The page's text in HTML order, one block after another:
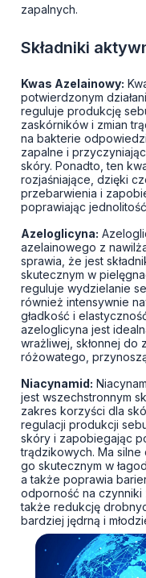
zapalnych.
Składniki
Kwas Azelainowy:
potwierdzonym
reguluje produkcję
zaskórników i zmian
na bakterie
zapalne i
skóry. Ponadto, ten
rozjaśniające, dzięki
przebarwienia i
poprawiając
Azeloglicyna:
azelainowego z
sprawia, że jest
skutecznym w
reguluje wydzielanie
również intensywnie
gładkość i
azeloglicyna jest
wrażliwej, skłonnej do
różowatego,
Niacynamid:
jest wszechstronnym
zakres korzyści dla
regulacji produkcji
skóry i zapobiegając
trądzikowych. Ma silne
go skutecznym w
a także poprawia
odporność na czynniki
także redukcję
bardziej jędrną i